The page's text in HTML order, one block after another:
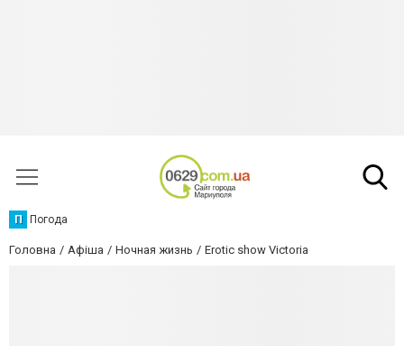
П Погода
Головна Афіша Ночная жизнь Erotic show Victoria